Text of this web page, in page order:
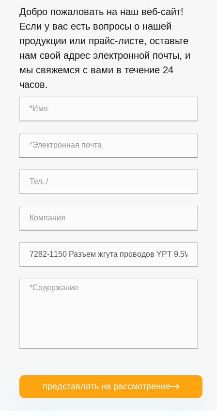
Добро пожаловать на наш веб-сайт!
Если у вас есть вопросы о нашей
продукции или прайс-листе, оставьте
нам свой адрес электронной почты, и
мы свяжемся с вами в течение 24
часов.
представлять на рассмотрение